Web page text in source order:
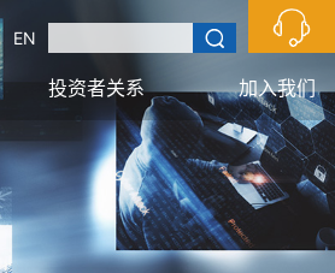
EN
投资者关系
载 预约拜访
加入我们
园招聘 社会招聘